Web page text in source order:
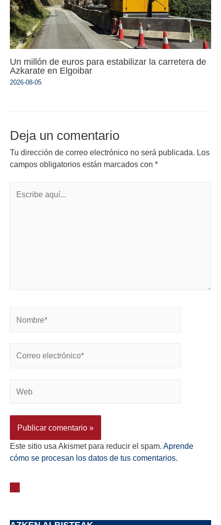
Un millón de euros para estabilizar la carretera de
Azkarate en Elgoibar
2026-08-05
Deja un comentario
Tu dirección de correo electrónico no será publicada. Los
campos obligatorios están marcados con *
Este sitio usa Akismet para reducir el spam. Aprende
cómo se procesan los datos de tus comentarios.